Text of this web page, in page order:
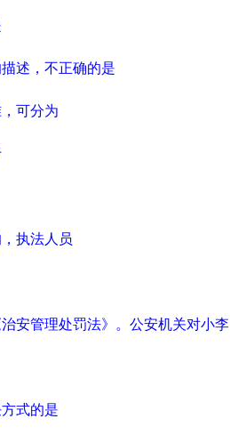
述，不正确的是
可分为
执法人员
安管理处罚法》。公安机关对小李
式的是